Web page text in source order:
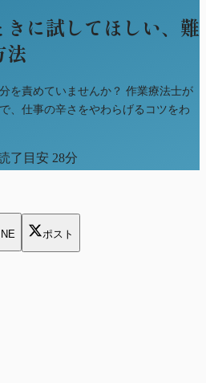
きに試してほしい、難
法
を責めていませんか？ 作業療法士が
、仕事の辛さをやわらげるコツをわ
了目安 28分
ポスト